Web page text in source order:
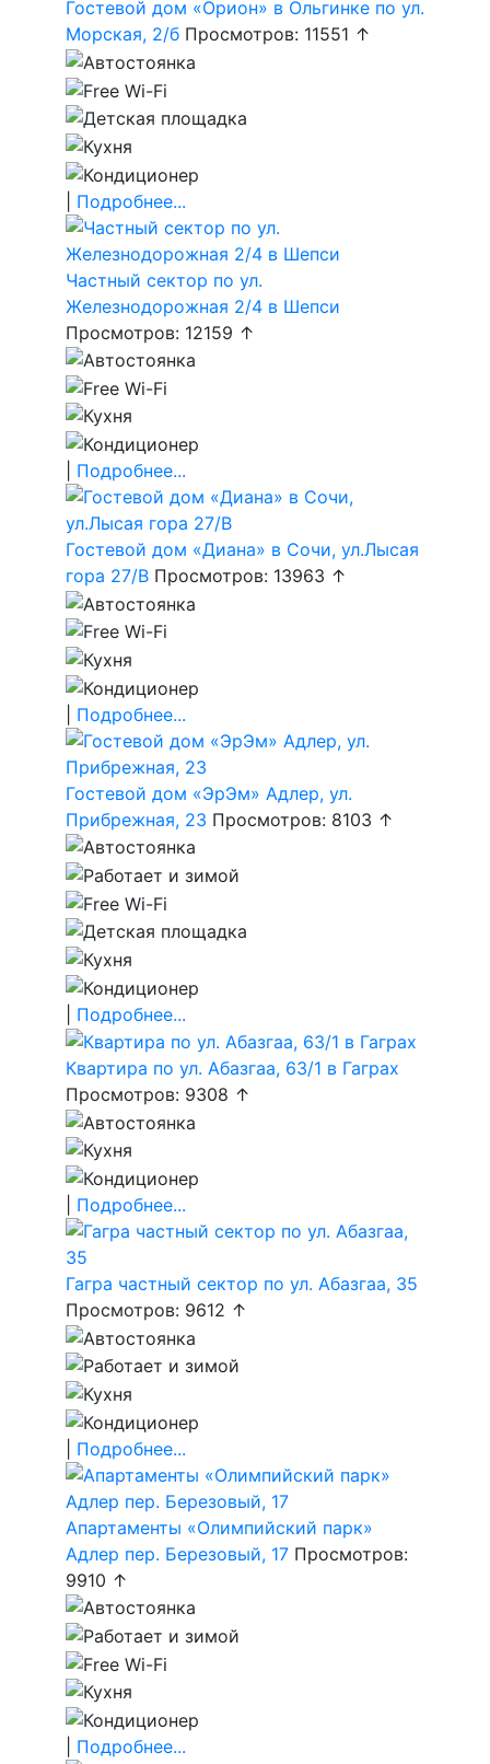
Гостевой дом «Орион» в Ольгинке по ул.
Морская, 2/б Просмотров: 11551 ↑
Подробнее...
Частный сектор по ул.
Железнодорожная 2/4 в Шепси
Просмотров: 12159 ↑
Подробнее...
Гостевой дом «Диана» в Сочи, ул.Лысая
гора 27/В Просмотров: 13963 ↑
Подробнее...
Гостевой дом «ЭрЭм» Адлер, ул.
Прибрежная, 23 Просмотров: 8103 ↑
Подробнее...
Квартира по ул. Абазгаа, 63/1 в Гаграх
Просмотров: 9308 ↑
Подробнее...
Гагра частный сектор по ул. Абазгаа, 35
Просмотров: 9612 ↑
Подробнее...
Апартаменты «Олимпийский парк»
Адлер пер. Березовый, 17 Просмотров:
9910 ↑
Подробнее...